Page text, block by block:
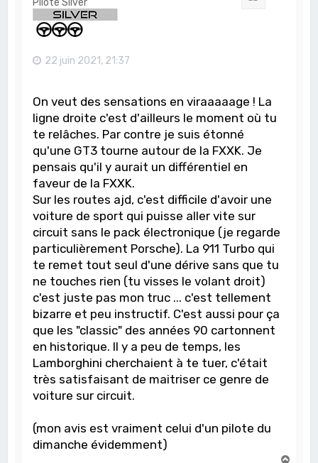
22 juin 2021, 21:37
On veut des sensations en viraaaaage ! La
ligne droite c'est d'ailleurs le moment où tu
te relâches. Par contre je suis étonné
qu'une GT3 tourne autour de la FXXK. Je
pensais qu'il y aurait un différentiel en
faveur de la FXXK.
Sur les routes ajd, c'est difficile d'avoir une
voiture de sport qui puisse aller vite sur
circuit sans le pack électronique (je regarde
particulièrement Porsche). La 911 Turbo qui
te remet tout seul d'une dérive sans que tu
ne touches rien (tu visses le volant droit)
c'est juste pas mon truc ... c'est tellement
bizarre et peu instructif. C'est aussi pour ça
que les "classic" des années 90 cartonnent
en historique. Il y a peu de temps, les
Lamborghini cherchaient à te tuer, c'était
très satisfaisant de maitriser ce genre de
voiture sur circuit.
(mon avis est vraiment celui d'un pilote du
dimanche évidemment)